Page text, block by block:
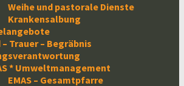
Weihe und pastorale Dienste
Krankensalbung
– Trauer – Begräbnis
* Umweltmanagement
EMAS – Gesamtpfarre